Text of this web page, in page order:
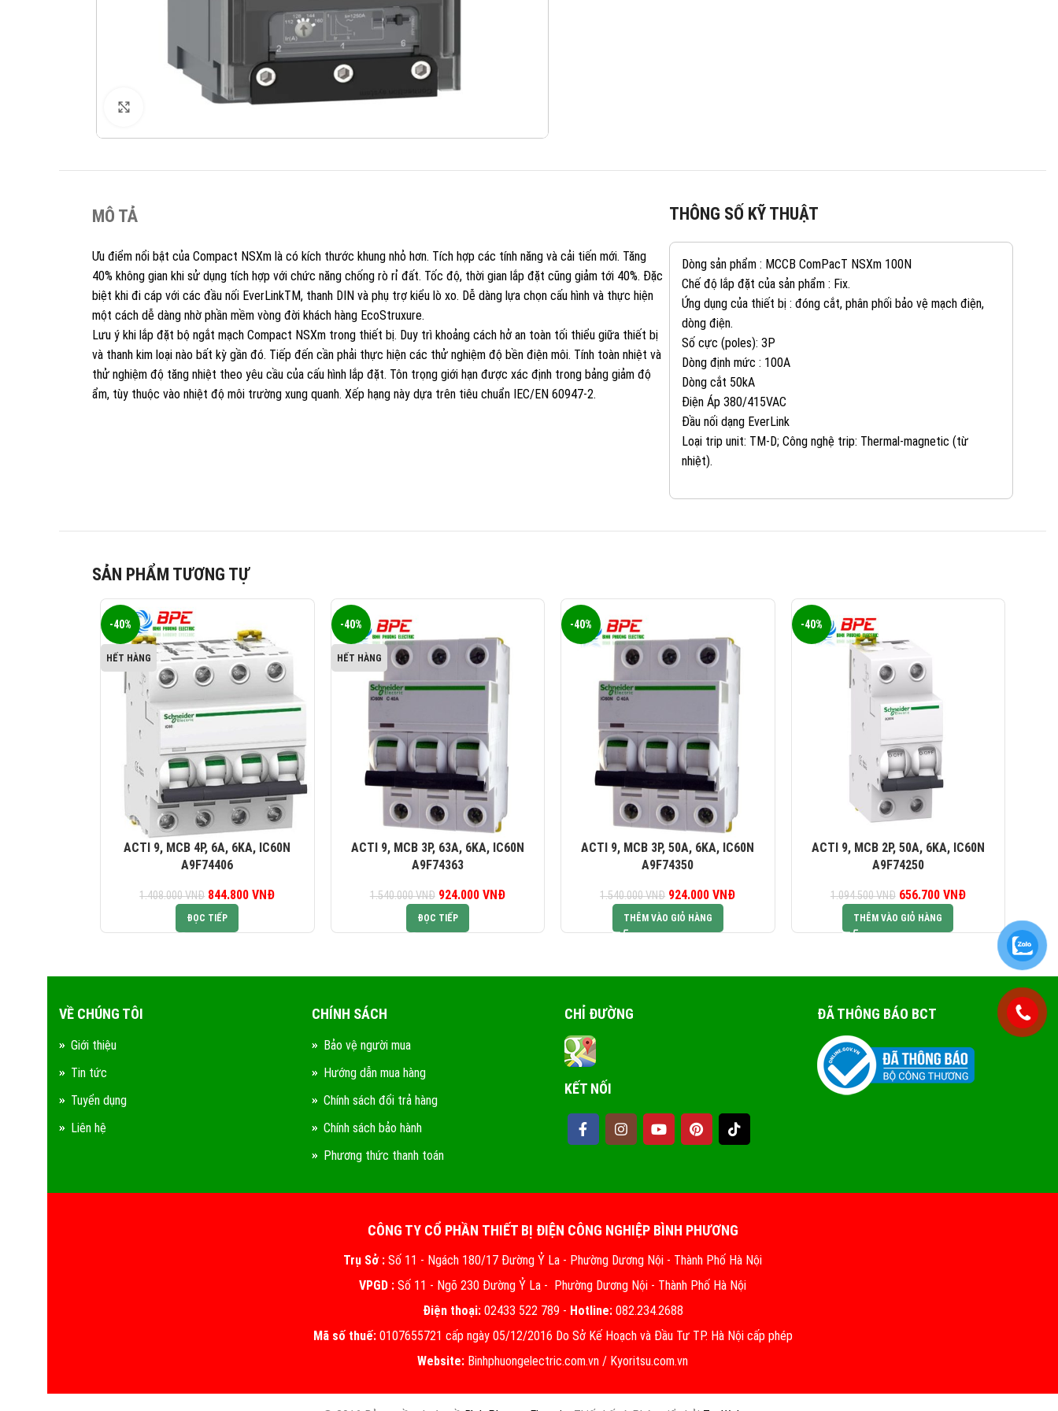
MÔ TẢ
Ưu điểm nổi bật của Compact NSXm là có kích thước khung nhỏ hơn. Tích hợp các tính năng và cải tiến mới. Tăng
40% không gian khi sử dụng tích hợp với chức năng chống rò rỉ đất. Tốc độ, thời gian lắp đặt cũng giảm tới 40%. Đặc
biệt khi đi cáp với các đầu nối EverLinkTM, thanh DIN và phụ trợ kiểu lò xo. Dễ dàng lựa chọn cấu hình và thực hiện
một cách dễ dàng nhờ phần mềm vòng đời khách hàng EcoStruxure.
Lưu ý khi lắp đặt bộ ngắt mạch Compact NSXm trong thiết bị. Duy trì khoảng cách hở an toàn tối thiểu giữa thiết bị
và thanh kim loại nào bất kỳ gần đó. Tiếp đến cần phải thực hiện các thử nghiệm độ bền điện môi. Tính toàn nhiệt và
thử nghiệm độ tăng nhiệt theo yêu cầu của cấu hình lắp đặt. Tôn trọng giới hạn được xác định trong bảng giảm độ
ẩm, tùy thuộc vào nhiệt độ môi trường xung quanh. Xếp hạng này dựa trên tiêu chuẩn IEC/EN 60947-2.
THÔNG SỐ KỸ THUẬT
Dòng sản phẩm : MCCB ComPacT NSXm 100N
Chế độ lắp đặt của sản phẩm : Fix.
Ứng dụng của thiết bị : đóng cắt, phân phối bảo vệ mạch điện,
dòng điện.
Số cực (poles): 3P
Dòng định mức : 100A
Dòng cắt 50kA
Điện Áp 380/415VAC
Đầu nối dạng EverLink
Loại trip unit: TM-D; Công nghệ trip: Thermal-magnetic (từ
nhiệt).
SẢN PHẨM TƯƠNG TỰ
-40%
HẾT HÀNG
ACTI 9, MCB 4P, 6A, 6KA, IC60N
A9F74406
1.408.000VNĐ
Giá gốc là:
1.408.000 VNĐ.
844.800VNĐ
ĐỌC TIẾP
-40%
HẾT HÀNG
ACTI 9, MCB 3P, 63A, 6KA, IC60N
A9F74363
1.540.000VNĐ
Giá gốc là:
1.540.000 VNĐ.
924.000 VNĐ
ĐỌC TIẾP
-40%
ACTI 9, MCB 3P, 50A, 6KA, IC60N
A9F74350
1.540.000VNĐ
Giá gốc là:
1.540.000 VNĐ.
924.000VNĐ
THÊM VÀO GIỎ HÀNG
-40%
ACTI 9, MCB 2P, 50A, 6KA, IC60N
A9F74250
1.094.500VNĐ
Giá gốc là:
1.094.500 VNĐ.
656.700 VNĐ
THÊM VÀO GIỎ HÀNG
VỀ CHÚNG TÔI
Giới thiệu
Tin tức
Tuyển dụng
Liên hệ
CHÍNH SÁCH
Bảo vệ người mua
Hướng dẫn mua hàng
Chính sách đổi trả hàng
Chính sách bảo hành
Phương thức thanh toán
CHỈ ĐƯỜNG
KẾT NỐI
ĐÃ THÔNG BÁO BCT
CÔNG TY CỔ PHẦN THIẾT BỊ ĐIỆN CÔNG NGHIỆP BÌNH PHƯƠNG
Trụ Sở : Số 11 - Ngách 180/17 Đường Ỷ La - Phường Dương Nội - Thành Phố Hà Nội
VPGD : Số 11 - Ngõ 230 Đường Ỷ La - Phường Dương Nội - Thành Phố Hà Nội
Điện thoại:02433 522 789 - Hotline:082.234.2688
Mã số thuế:0107655721 cấp ngày 05/12/2016 Do Sở Kế Hoạch và Đầu Tư TP. Hà Nội cấp phép
Website: Binhphuongelectric.com.vn / Kyoritsu.com.vn
KINH DOANH 1: 082 234 2688